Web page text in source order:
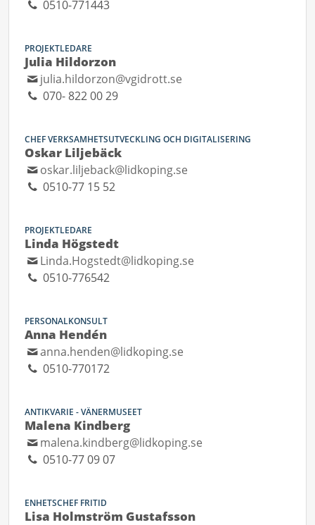
0510-771443
PROJEKTLEDARE
Julia Hildorzon
julia.hildorzon@vgidrott.se
070- 822 00 29
CHEF VERKSAMHETSUTVECKLING OCH DIGITALISERING
Oskar Liljebäck
oskar.liljeback@lidkoping.se
0510-77 15 52
PROJEKTLEDARE
Linda Högstedt
Linda.Hogstedt@lidkoping.se
0510-776542
PERSONALKONSULT
Anna Hendén
anna.henden@lidkoping.se
0510-770172
ANTIKVARIE - VÄNERMUSEET
Malena Kindberg
malena.kindberg@lidkoping.se
0510-77 09 07
ENHETSCHEF FRITID
Lisa Holmström Gustafsson